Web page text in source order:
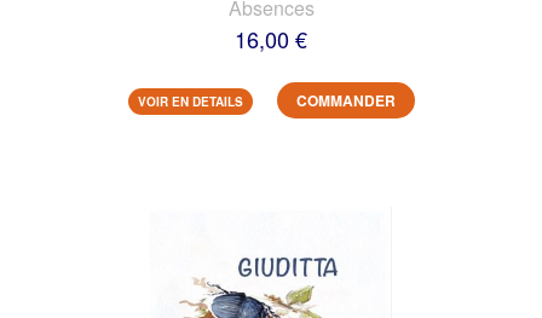
Absences
16,00 €
VOIR EN DETAILS COMMANDER